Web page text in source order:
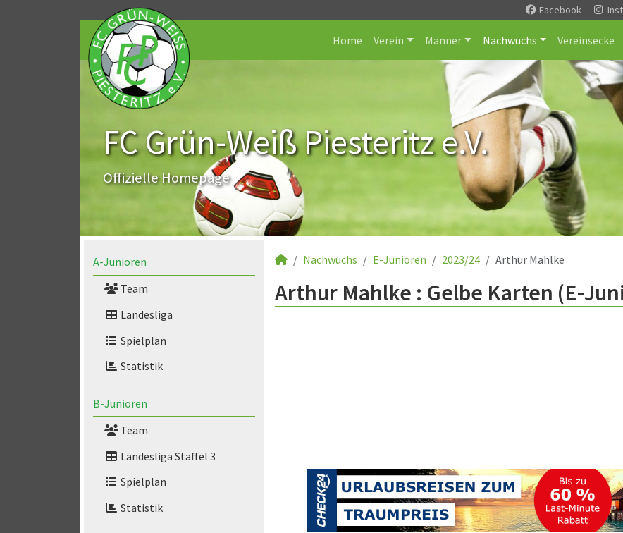
Facebook
Home Verein Männer Nachwuchs Vereinsecke
FC Grün-Weiß Piesteritz e.V.
Offizielle Homepage
A-Junioren
Team
Landesliga
Spielplan
Statistik
B-Junioren
Team
Landesliga Staffel 3
Spielplan
Statistik
Nachwuchs E-Junioren 2023/24 Arthur Mahlke
Arthur Mahlke : Gelbe Karten (E-